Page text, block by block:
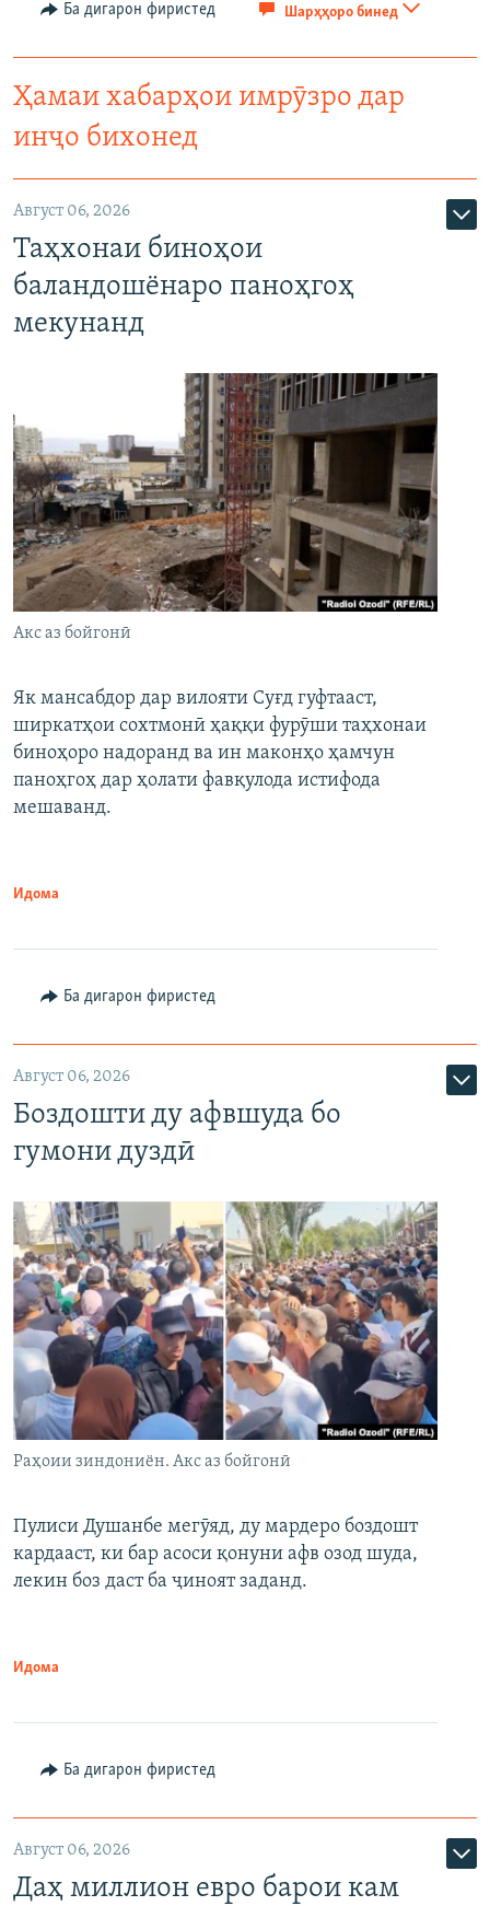
Ба дигарон фиристед Шарҳҳоро бинед
Ҳамаи хабарҳои имрӯзро дар
инҷо бихонед
Август 06, 2026
Таҳхонаи биноҳои
баландошёнаро паноҳгоҳ
мекунанд
Акс аз бойгонӣ
Як мансабдор дар вилояти Суғд гуфтааст,
ширкатҳои сохтмонӣ ҳаққи фурӯши таҳхонаи
биноҳоро надоранд ва ин маконҳо ҳамчун
паноҳгоҳ дар ҳолати фавқулода истифода
мешаванд.
Идома
Ба дигарон фиристед
Август 06, 2026
Боздошти ду афвшуда бо
гумони дуздӣ
Раҳоии зиндониён. Акс аз бойгонӣ
Пулиси Душанбе мегӯяд, ду мардеро боздошт
кардааст, ки бар асоси қонуни афв озод шуда,
лекин боз даст ба ҷиноят заданд.
Идома
Ба дигарон фиристед
Август 06, 2026
Даҳ миллион евро барои кам